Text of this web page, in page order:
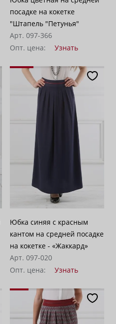
посадке на кокетке
"Штапель "Петунья"
Арт. 097-366
Опт. цена:
Узнать
Юбка синяя с красным
кантом на средней посадке
на кокетке - «Жаккард»
Арт. 097-020
Опт. цена:
Узнать